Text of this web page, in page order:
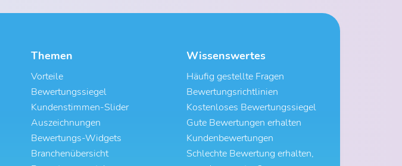
Themen
Vorteile
Bewertungssiegel
Kundenstimmen-Slider
Auszeichnungen
Bewertungs-Widgets
Branchenübersicht
Wissenswertes
Häufig gestellte Fragen
Bewertungsrichtlinien
Kostenloses Bewertungssiegel
Gute Bewertungen erhalten
Kundenbewertungen
Schlechte Bewertung erhalten,